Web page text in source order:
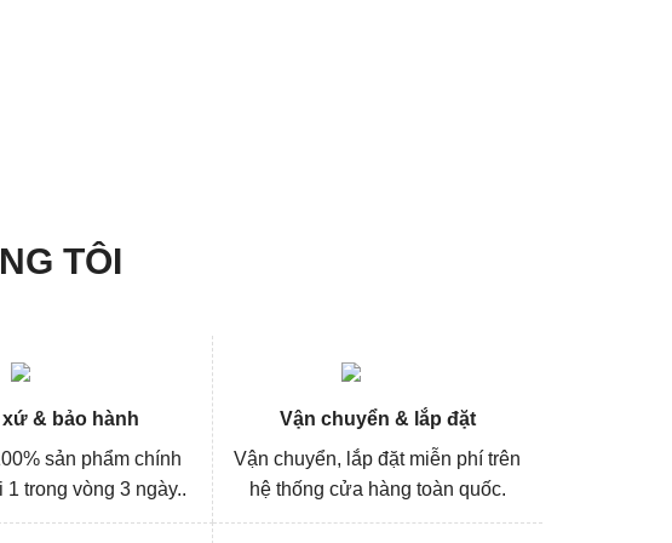
TÔI
& bảo hành
sản phẩm chính
1 trong vòng 3 ngày..
Vận chuyển & lắp đặt
Vận chuyển, lắp đặt miễn phí trên
hệ thống cửa hàng toàn quốc.